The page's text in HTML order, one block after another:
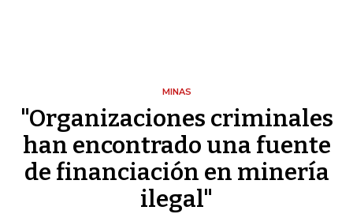
MINAS
"Organizaciones criminales
han encontrado una fuente
de financiación en minería
ilegal"